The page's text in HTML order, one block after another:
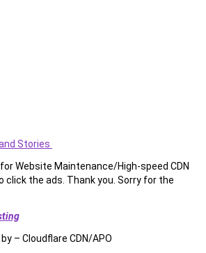
Stories
Website Maintenance/High-speed CDN
click the ads. Thank you. Sorry for the
– Cloudflare CDN/APO